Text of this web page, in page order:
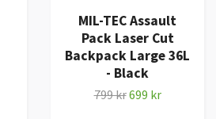
MIL-TEC Assault
Pack Laser Cut
Backpack Large 36L
- Black
799 kr699 kr